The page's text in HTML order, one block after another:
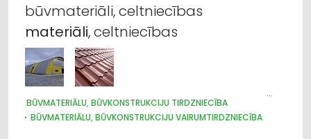
Celtniecības un remonta darbi
Apdares materiāli: grīdas segumi
Durvis, logi
būvmateriāli, celtniecības
materiāli, celtniecības
BŪVMATERIĀLU, BŪVKONSTRUKCIJU TIRDZNIECĪBA
BŪVMATERIĀLU, BŪVKONSTRUKCIJU VAIRUMTIRDZNIECĪBA